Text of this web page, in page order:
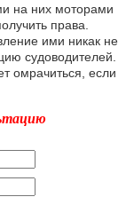
на них моторами
права.
ими никак не
судоводителей.
омрачиться, если